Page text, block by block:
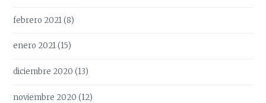
febrero 2021(8)
enero 2021(15)
diciembre 2020 (13)
noviembre 2020 (12)